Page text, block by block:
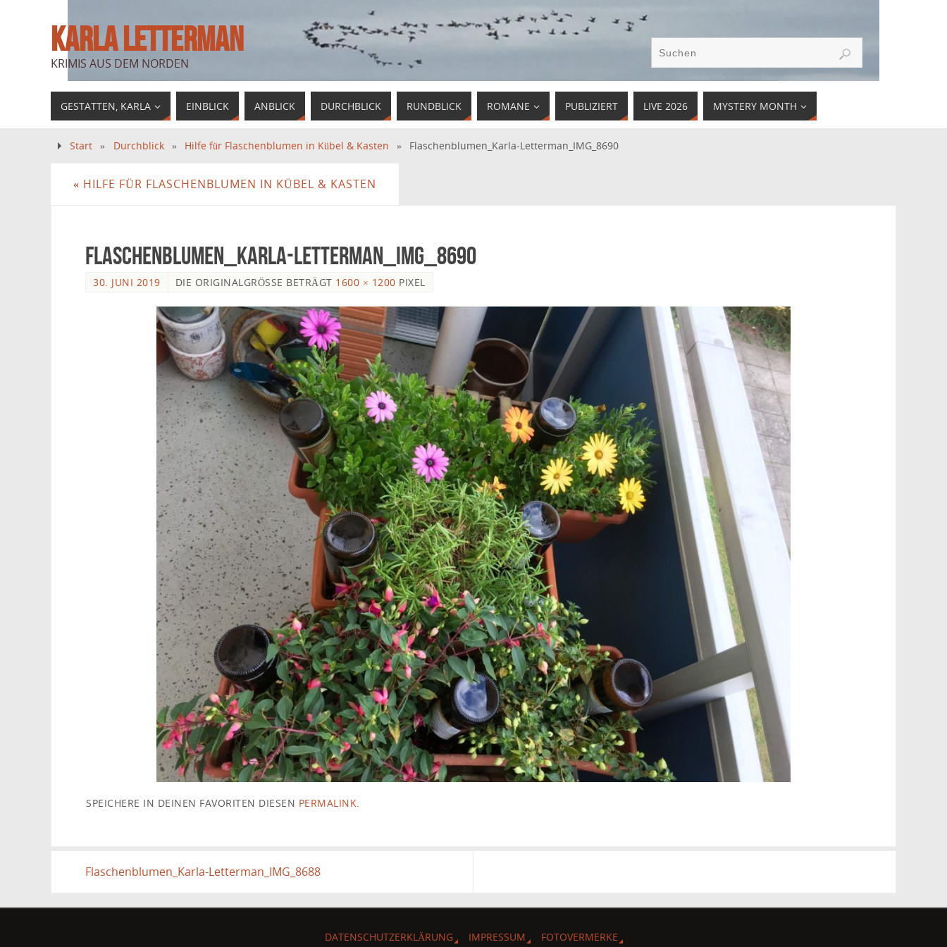
KARLA LETTERMAN
KRIMIS AUS DEM NORDEN
GESTATTEN, KARLA EINBLICK ANBLICK DURCHBLICK RUNDBLICK ROMANE PUBLIZIERT LIVE 2026 MYSTERY MONTH
Start » Durchblick » Hilfe für Flaschenblumen in Kübel & Kasten » Flaschenblumen_Karla-Letterman_IMG_8690
« HILFE FÜR FLASCHENBLUMEN IN KÜBEL & KASTEN
Flaschenblumen_Karla-Letterman_IMG_8690
30. JUNI 2019 DIE ORIGINALGRÖSSE BETRÄGT 1600 × 1200 PIXEL
SPEICHERE IN DEINEN FAVORITEN DIESEN PERMALINK
Flaschenblumen_Karla-Letterman_IMG_8688
DATENSCHUTZERKLÄRUNG IMPRESSUM FOTOVERMERKE